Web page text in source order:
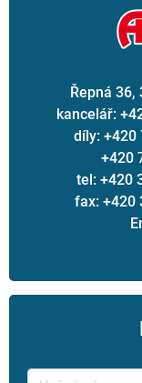
Řepná 36,
kancelář:
díly: +420
+420
tel: +420
fax: +420